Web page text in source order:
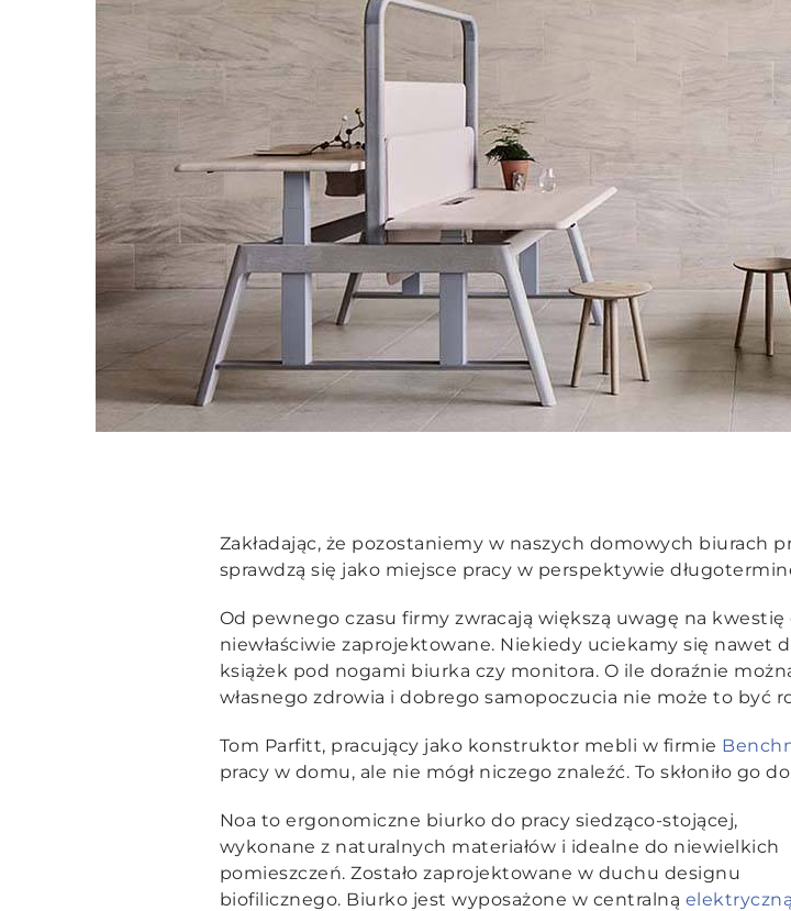
Zakładając, że pozostaniemy w naszych domowych biurach
sprawdzą się jako miejsce pracy w perspektywie
Od pewnego czasu firmy zwracają większą uwagę na
niewłaściwie zaprojektowane. Niekiedy uciekamy się nawet
książek pod nogami biurka czy monitora. O ile doraźnie
własnego zdrowia i dobrego samopoczucia nie może to być
Tom Parfitt, pracujący jako konstruktor mebli w firmie
pracy w domu, ale nie mógł niczego znaleźć. To skłoniło go
Noa to ergonomiczne biurko do pracy siedząco-stojącej,
wykonane z naturalnych materiałów i idealne do niewielkich
pomieszczeń. Zostało zaprojektowane w duchu designu
biofilicznego. Biurko jest wyposażone w centralną elektryczną